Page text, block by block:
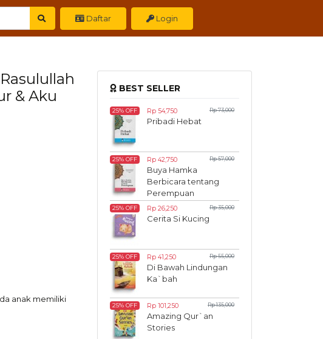
Daftar Login
& Aku
anak memiliki
BEST SELLER
25% OFF Rp 54,750 Rp 73,000
Pribadi Hebat
25% OFF Rp 42,750 Rp 57,000
Buya Hamka
Berbicara tentang
Perempuan
25% OFF Rp 26,250 Rp 35,000
Cerita Si Kucing
25% OFF Rp 41,250 Rp 55,000
Di Bawah Lindungan
Ka`bah
25% OFF Rp 101,250 Rp 135,000
Amazing Qur`an
Stories